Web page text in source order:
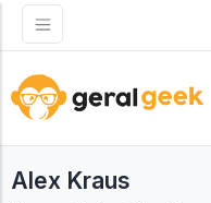
Alex Kraus